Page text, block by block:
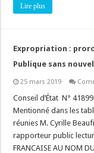
Lire plus
Expropriation :
Publique sans
25 mars 2019
Conseil d’État N°
Mentionné dans les
réunies M. Cyrille
rapporteur public
FRANCAISE AU NOM